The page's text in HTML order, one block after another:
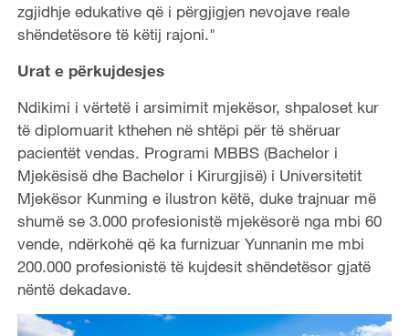
zgjidhje edukative që i përgjigjen nevojave reale
shëndetësore të këtij rajoni."
Urat e përkujdesjes
Ndikimi i vërtetë i arsimimit mjekësor, shpaloset kur
të diplomuarit kthehen në shtëpi për të shëruar
pacientët vendas. Programi MBBS (Bachelor i
Mjekësisë dhe Bachelor i Kirurgjisë) i Universitetit
Mjekësor Kunming e ilustron këtë, duke trajnuar më
shumë se 3.000 profesionistë mjekësorë nga mbi 60
vende, ndërkohë që ka furnizuar Yunnanin me mbi
200.000 profesionistë të kujdesit shëndetësor gjatë
nëntë dekadave.